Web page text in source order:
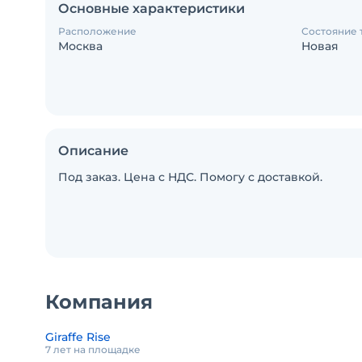
Основные характеристики
Расположение
Москва
Состояние
Новая
Описание
Под заказ. Цена с НДС. Помогу с доставкой.
Компания
Giraffe Rise
7 лет на площадке